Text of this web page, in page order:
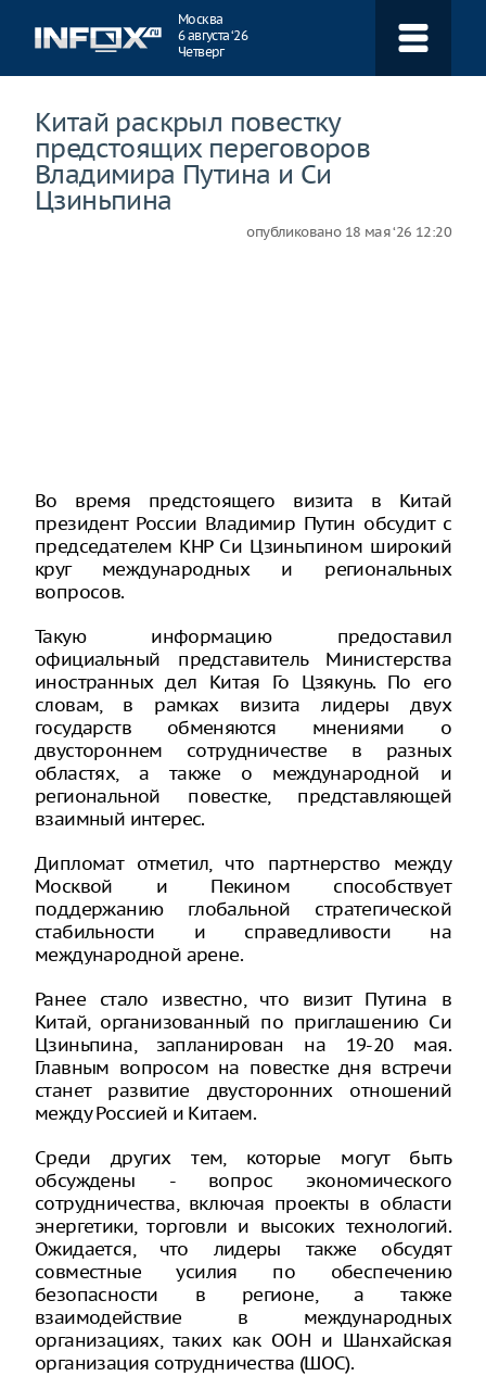
Москва
6 августа ‘26
Четверг
Китай раскрыл повестку
предстоящих переговоров
Владимира Путина и Си
Цзиньпина
опубликовано 18 мая ‘26 12:20
Во время предстоящего визита в Китай
президент России Владимир Путин обсудит с
председателем КНР Си Цзиньпином широкий
круг международных и региональных
вопросов.
Такую информацию предоставил
официальный представитель Министерства
иностранных дел Китая Го Цзякунь. По его
словам, в рамках визита лидеры двух
государств обменяются мнениями о
двустороннем сотрудничестве в разных
областях, а также о международной и
региональной повестке, представляющей
взаимный интерес.
Дипломат отметил, что партнерство между
Москвой и Пекином способствует
поддержанию глобальной стратегической
стабильности и справедливости на
международной арене.
Ранее стало известно, что визит Путина в
Китай, организованный по приглашению Си
Цзиньпина, запланирован на 19-20 мая.
Главным вопросом на повестке дня встречи
станет развитие двусторонних отношений
между Россией и Китаем.
Среди других тем, которые могут быть
обсуждены - вопрос экономического
сотрудничества, включая проекты в области
энергетики, торговли и высоких технологий.
Ожидается, что лидеры также обсудят
совместные усилия по обеспечению
безопасности в регионе, а также
взаимодействие в международных
организациях, таких как ООН и Шанхайская
организация сотрудничества (ШОС).